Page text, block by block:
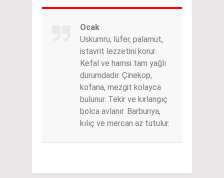
Ocak
Uskumru, lüfer, palamut,
istavrit lezzetini korur.
Kefal ve hamsi tam yağlı
durumdadır. Çinekop,
kofana, mezgit kolayca
bulunur. Tekir ve kırlangıç
bolca avlanır. Barbunya,
kılıç ve mercan az tutulur.